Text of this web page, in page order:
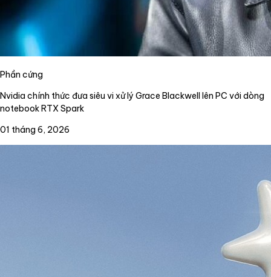
Phần cứng
Nvidia chính thức đưa siêu vi xử lý Grace Blackwell lên PC với dòng
notebook RTX Spark
01 tháng 6, 2026